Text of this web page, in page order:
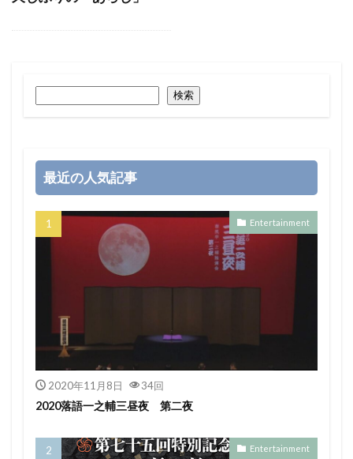
検索
最近の人気記事
Entertainment
2020年11月8日 34回
2020落語一之輔三昼夜 第二夜
Entertainment